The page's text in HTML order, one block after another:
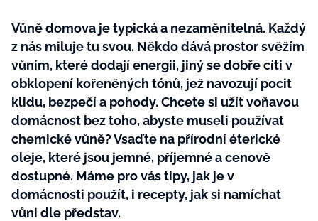
Vůně domova je typická a nezaměnitelná. Každý
z nás miluje tu svou. Někdo dává prostor svěžím
vůním, které dodají energii, jiný se dobře cíti v
obklopení kořeněných tónů, jež navozují pocit
klidu, bezpečí a pohody. Chcete si užít voňavou
domácnost bez toho, abyste museli používat
chemické vůně? Vsaďte na přírodní éterické
oleje, které jsou jemné, příjemné a cenově
dostupné. Máme pro vás tipy, jak je v
domácnosti použít, i recepty, jak si namíchat
vůni dle představ.